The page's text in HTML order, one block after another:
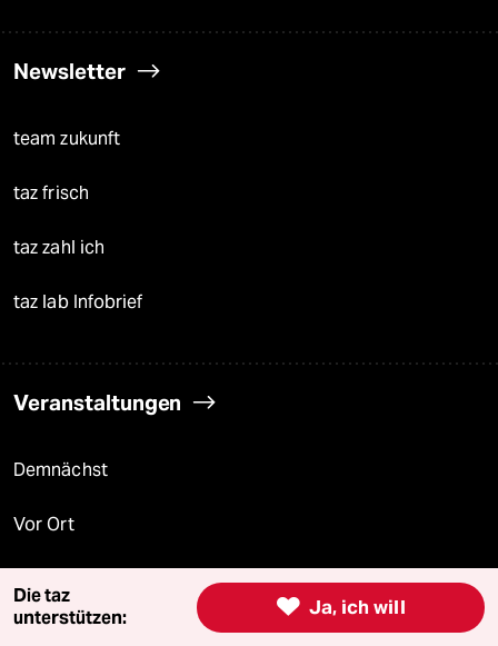
Newsletter
team zukunft
taz frisch
taz zahl ich
taz lab Infobrief
Veranstaltungen
Demnächst
Vor Ort
 Ja, ich will
Die taz
unterstützen: